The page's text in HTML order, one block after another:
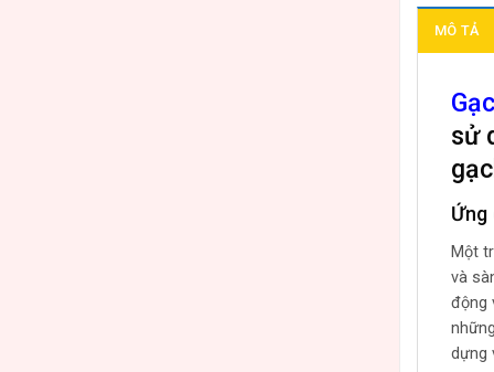
MÔ TẢ
sử
Ứng
Một
và
động
dựng